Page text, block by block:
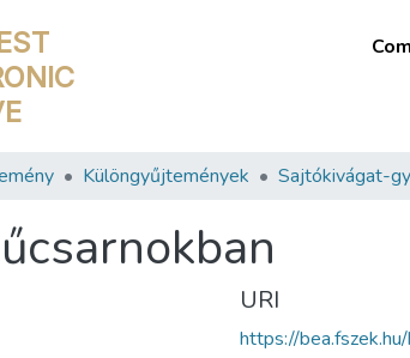
Különgyűjtemények Sajtókivágat-
URI
https://